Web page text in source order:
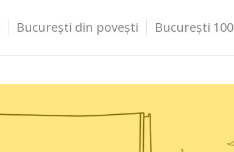
București din povești București 100